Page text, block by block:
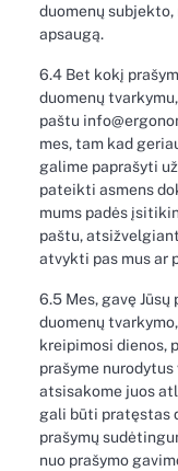
duomenų
apsaugą.
6.4 Bet kokį
duomenų
paštu
mes, tam kad
galime paprašyti
pateikti asmens
mums padės
paštu,
atvykti pas mus ar
6.5 Mes, gavę Jūsų
duomenų
kreipimosi dienos,
prašyme
atsisakome juos
gali būti pratęstas
prašymų
nuo prašymo